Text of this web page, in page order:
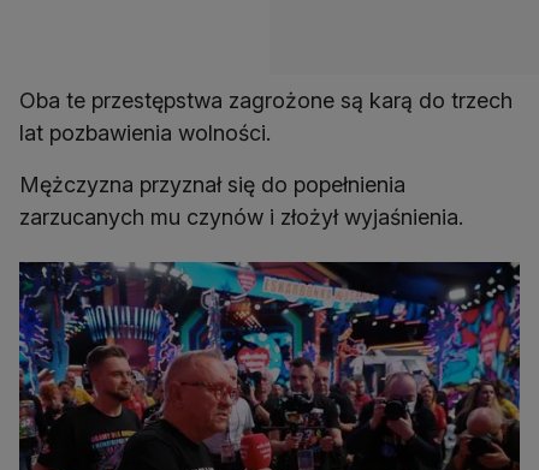
Oba te przestępstwa zagrożone są karą do trzech
lat pozbawienia wolności.
Mężczyzna przyznał się do popełnienia
zarzucanych mu czynów i złożył wyjaśnienia.